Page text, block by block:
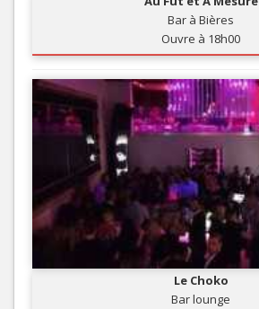
Bar à Bières
Ouvre à 18h00
Le Choko
Bar lounge